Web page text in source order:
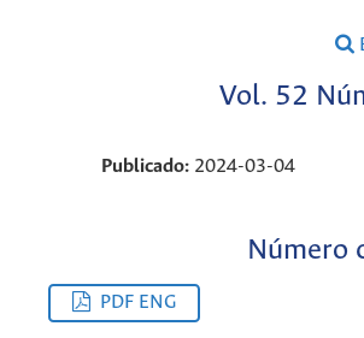
Vol. 52
Publicado: 2024-03-04
Número
PDF ENG